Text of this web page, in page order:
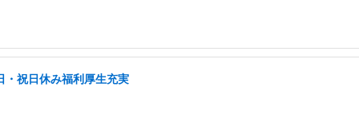
・祝日休み福利厚生充実